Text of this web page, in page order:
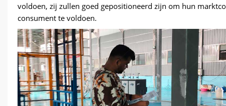
voldoen, zij zullen goed gepositioneerd zijn om hun
consument te voldoen.